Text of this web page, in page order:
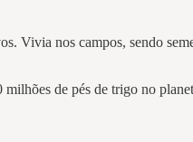
Vivia nos campos, sendo
de pés de trigo no